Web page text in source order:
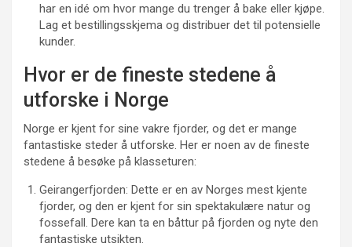
har en idé om hvor mange du trenger å bake eller kjøpe.
Lag et bestillingsskjema og distribuer det til potensielle
kunder.
Hvor er de fineste stedene å
utforske i Norge
Norge er kjent for sine vakre fjorder, og det er mange
fantastiske steder å utforske. Her er noen av de fineste
stedene å besøke på klasseturen:
Geirangerfjorden: Dette er en av Norges mest kjente
fjorder, og den er kjent for sin spektakulære natur og
fossefall. Dere kan ta en båttur på fjorden og nyte den
fantastiske utsikten.